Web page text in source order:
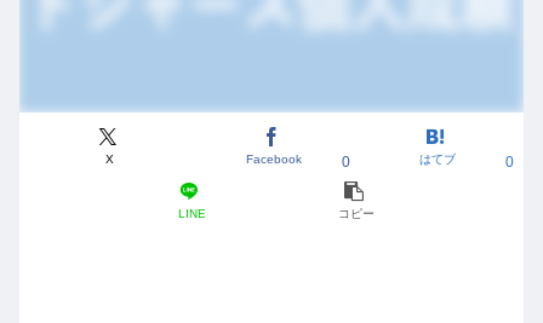
X Facebook 0 はてブ 0
LINE コピー